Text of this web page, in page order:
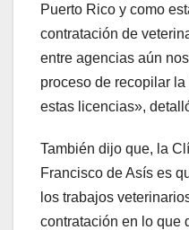
Puerto Rico y como
contratación de
entre agencias aún
proceso de recopilar
estas licencias»,
También dijo que, la
Francisco de Asís es
los trabajos
contratación en lo que